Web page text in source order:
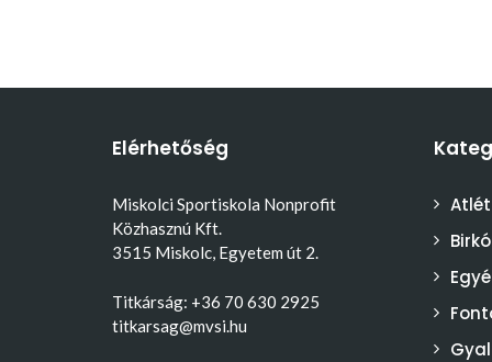
Elérhetőség
Miskolci Sportiskola Nonprofit
Közhasznú Kft.
3515 Miskolc, Egyetem út 2.
Titkárság: +36 70 630 2925
titkarsag@mvsi.hu